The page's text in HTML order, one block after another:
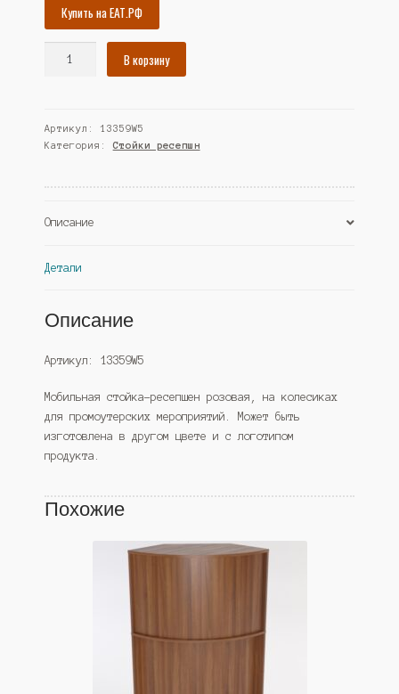
Купить на ЕАТ.РФ
"ГЛАМУР"
№1-
мобильная,
Сонома
В корзину
Артикул:13359W5
Категория: Стойки ресепшн
Описание
Детали
Описание
Артикул: 13359W5
Мобильная стойка-ресепшен розовая, на колесиках
для промоутерских мероприятий. Может быть
изготовлена в другом цвете и с логотипом
продукта.
Похожие